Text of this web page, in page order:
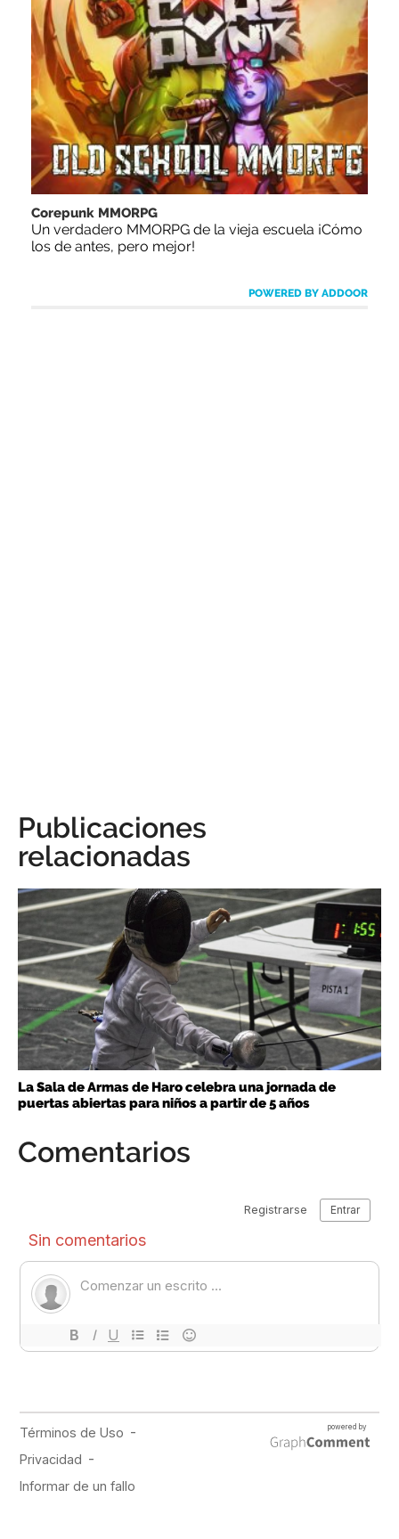
Corepunk MMORPG
Un verdadero MMORPG de la vieja escuela ¡Cómo
los de antes, pero mejor!
POWERED BY ADDOOR
Publicaciones
relacionadas
La Sala de Armas de Haro celebra una jornada de
puertas abiertas para niños a partir de 5 años
Comentarios